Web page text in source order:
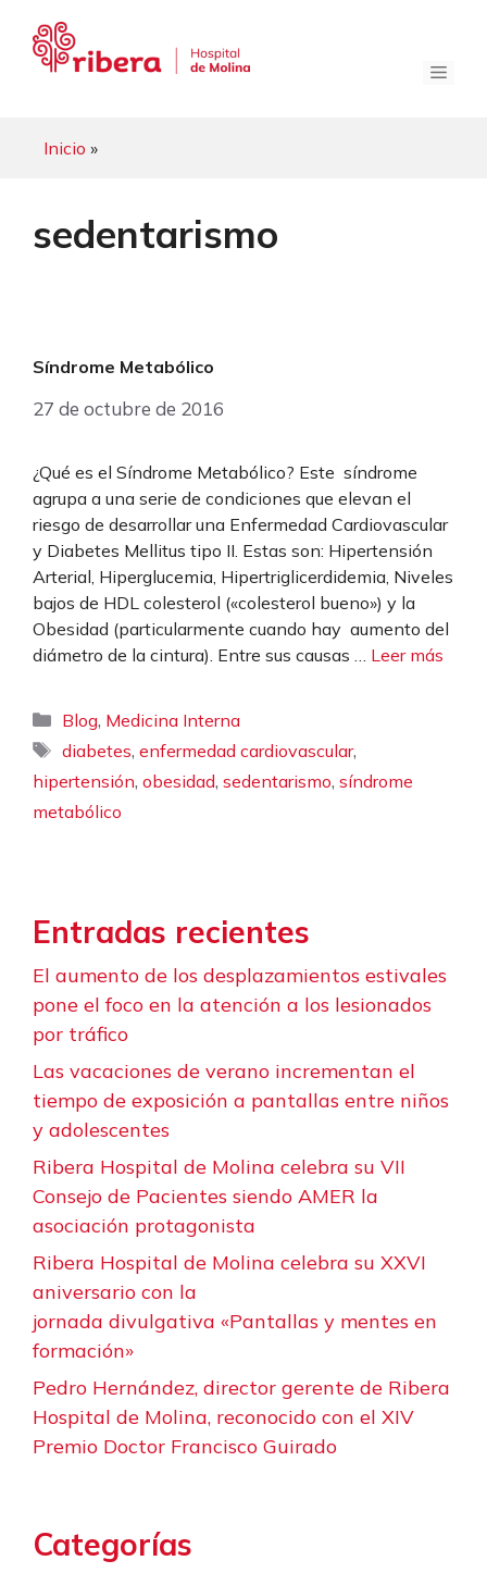
contenido
Menú
Inicio »
sedentarismo
Síndrome Metabólico
27 de octubre de 2016
¿Qué es el Síndrome Metabólico? Este síndrome
agrupa a una serie de condiciones que elevan el
riesgo de desarrollar una Enfermedad Cardiovascular
y Diabetes Mellitus tipo II. Estas son: Hipertensión
Arterial, Hiperglucemia, Hipertriglicerdidemia, Niveles
bajos de HDL colesterol («colesterol bueno») y la
Obesidad (particularmente cuando hay aumento del
diámetro de la cintura). Entre sus causas … Leer más
Categorías
Blog, Medicina Interna
Etiquetas
diabetes,enfermedad cardiovascular,
hipertensión, obesidad, sedentarismo, síndrome
metabólico
Entradas recientes
El aumento de los desplazamientos estivales
pone el foco en la atención a los lesionados
por tráfico
Las vacaciones de verano incrementan el
tiempo de exposición a pantallas entre niños
y adolescentes
Ribera Hospital de Molina celebra su VII
Consejo de Pacientes siendo AMER la
asociación protagonista
Ribera Hospital de Molina celebra su XXVI
aniversario con la
jornada divulgativa «Pantallas y mentes en
formación»
Pedro Hernández, director gerente de Ribera
Hospital de Molina, reconocido con el XIV
Premio Doctor Francisco Guirado
Categorías